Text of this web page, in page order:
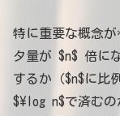
特に重要な概念
タ量が $n$ 倍に
するか（$n$に比
$\log n$で済むの